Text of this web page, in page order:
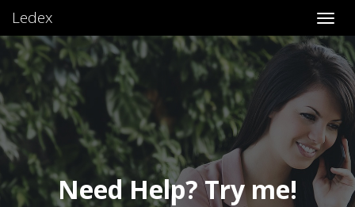
Ledex
Need Help? Try me!